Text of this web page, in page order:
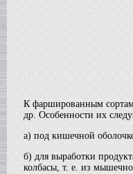
в г. Рязань
Смеситель типа "Пьяная бочка"
Варочный котел
в г. Анапу
Сироповарочный котел
К фаршированным сортам
др. Особенности их
а) под кишечной
б) для выработки
колбасы, т. е. из